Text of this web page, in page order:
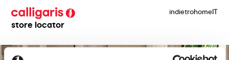
store locator
indietrohomeIT